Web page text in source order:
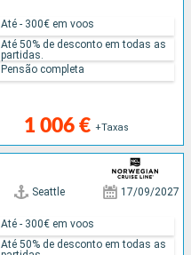
1 006 € +Taxas
Até - 300€ em voos
Até 50% de desconto em todas as
partidas.
Pensão completa
Seattle 17/09/2027
Até - 300€ em voos
Até 50% de desconto em todas as